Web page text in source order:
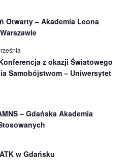
Otwarty – Akademia Leona
z okazji Światowego
Samobójstwom – Uniwersytet
– Gdańska Akademia
w Gdańsku